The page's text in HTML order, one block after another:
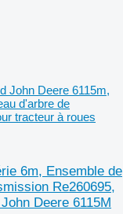
John Deere 6115m,
d'arbre de
tracteur à roues
6m, Ensemble de
Re260695,
Deere 6115M